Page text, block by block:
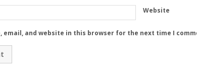
Website
email, and website in this browser for the next time I